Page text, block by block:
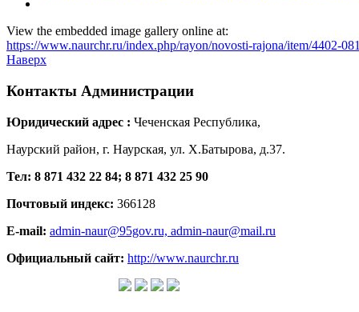
View the embedded image gallery online at:
https://www.naurchr.ru/index.php/rayon/novosti-rajona/item/4402-
Наверх
Контакты Администрации
Юридический адрес : Чеченская Республика,
Наурский район, г. Наурская, ул. Х.Батырова, д.37.
Тел: 8 871 432 22 84; 8 871 432 25 90
Почтовый индекс: 366128
E-mail: admin-naur@95gov.ru, admin-naur@mail.ru
Официальный сайт: http://www.naurchr.ru